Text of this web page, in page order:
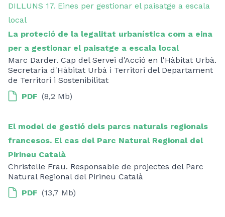
DILLUNS 17. Eines per gestionar el paisatge a escala
local
La proteció de la legalitat urbanística com a eina
per a gestionar el paisatge a escala local
Marc Darder. Cap del Servei d'Acció en l'Hàbitat Urbà.
Secretaria d'Hàbitat Urbà i Territori del Departament
de Territori i Sostenibilitat
PDF (8,2 Mb)
El model de gestió dels parcs naturals regionals
francesos. El cas del Parc Natural Regional del
Pirineu Català
Christelle Frau. Responsable de projectes del Parc
Natural Regional del Pirineu Català
PDF (13,7 Mb)